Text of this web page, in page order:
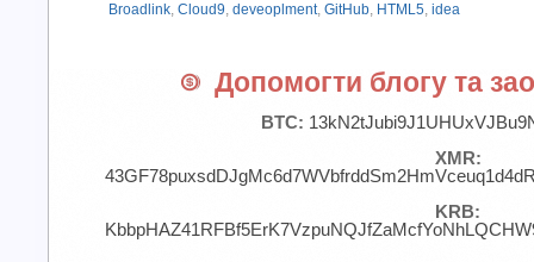
Broadlink, Cloud9, deveoplment, GitHub, HTML5, idea
Допомогти блогу та
BTC:
XMR:
KRB: